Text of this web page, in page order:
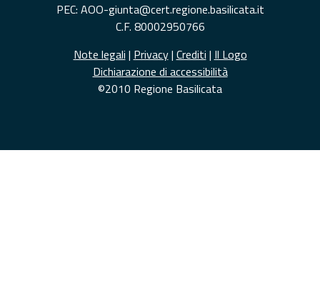
PEC: AOO-giunta@cert.regione.basilicata.it
C.F. 80002950766
Note legali | Privacy| Crediti | Il Logo
Dichiarazione di accessibilità
©2010 Regione Basilicata